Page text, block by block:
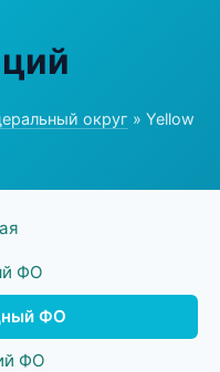
округ » Yellow
ФО
ФО
ФО